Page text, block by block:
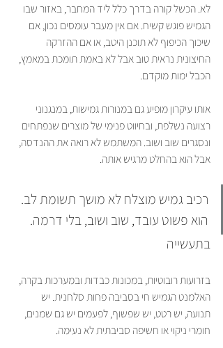
לא. הכשל קורה בדרך כלל ליד המחבר, באזור שבו
הגמיש פוגש קשיח. אם אין מעבר עומסים נכון, אם
שיכוך הכיפוף לא תוכנן היטב, או אם ההזרקה
החיצונית נראית טוב אבל לא באמת תומכת במאמץ,
הכבל ימות מוקדם.
אותו עיקרון מופיע גם במנורות גמישות, במנגנוני
רצועה נשלפת, ובחיווט פנימי של מוצרים שנפתחים
ונסגרים שוב ושוב. המשתמש לא רואה את ההנדסה,
אבל הוא בהחלט מרגיש אותה.
רכיב גמיש מוצלח לא מושך תשומת לב.
הוא פשוט עובד, שוב ושוב, בלי דרמה.
בתעשייה
בזרועות רובוטיות, במכונות כבדות ובמערכות בקרה,
האלמנט הגמיש חי בסביבה פחות סלחנית. יש
תנועה, יש רטט, יש שפשוף, לפעמים יש גם שמנים,
חומרי ניקוי או חשיפה סביבתית לא נעימה.